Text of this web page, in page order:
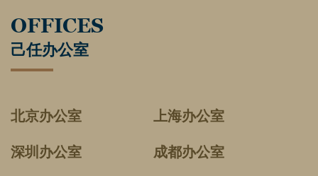
OFFICES
己任办公室
北京办公室 上海办公室
深圳办公室 成都办公室